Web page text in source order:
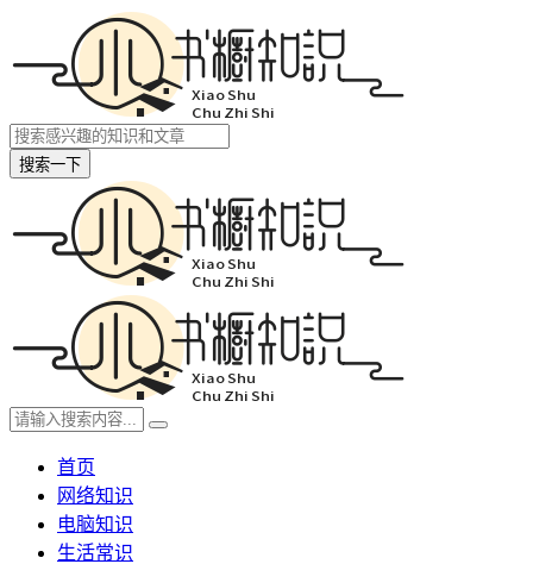
搜索一下
首页
网络知识
电脑知识
生活常识